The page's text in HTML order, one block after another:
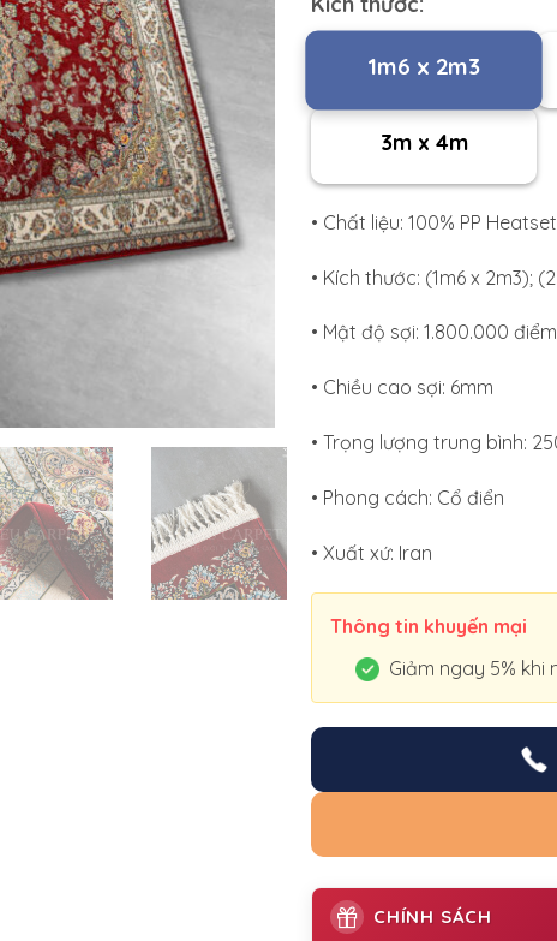
1m6 x 2m3
3m x 4m
• Chất liệu: 100% PP
• Kích thước: (1m6 x 2m3);
• Mật độ sợi: 1.800.000
• Chiều cao sợi: 6mm
• Trọng lượng trung bình:
• Phong cách: Cổ điển
• Xuất xứ: Iran
Thông tin khuyến mại
Giảm ngay 5%
CHÍNH SÁCH